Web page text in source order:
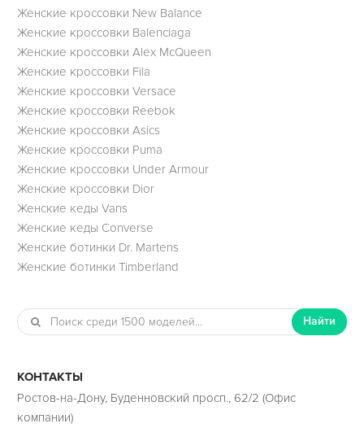
Женские кроссовки New Balance
Женские кроссовки Balenciaga
Женские кроссовки Alex McQueen
Женские кроссовки Fila
Женские кроссовки Versace
Женские кроссовки Reebok
Женские кроссовки Asics
Женские кроссовки Puma
Женские кроссовки Under Armour
Женские кроссовки Dior
Женские кеды Vans
Женские кеды Converse
Женские ботинки Dr. Martens
Женские ботинки Timberland
Найти
КОНТАКТЫ
Ростов-на-Дону, Буденновский просп., 62/2 (Офис
компании)